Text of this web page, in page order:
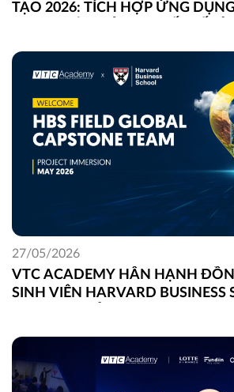
TẠO 2026: TÍCH HỢP ỨNG
VTC ACADEMY HÂN HẠNH
SINH VIÊN HARVARD BUSINESS
27/05/2026